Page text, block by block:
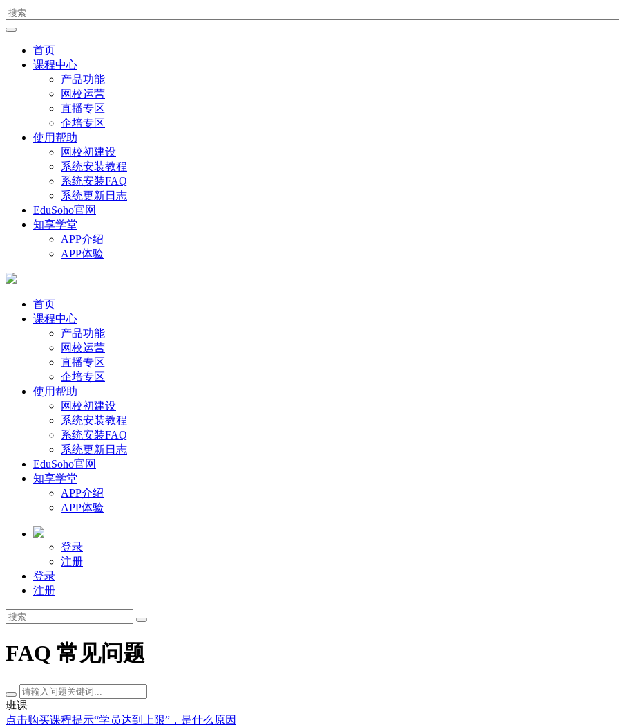
首页
课程中心
产品功能
网校运营
直播专区
企培专区
使用帮助
网校初建设
系统安装教程
系统安装FAQ
系统更新日志
EduSoho官网
知享学堂
APP介绍
APP体验
首页
课程中心
产品功能
网校运营
直播专区
企培专区
使用帮助
网校初建设
系统安装教程
系统安装FAQ
系统更新日志
EduSoho官网
知享学堂
APP介绍
APP体验
登录
注册
登录
注册
FAQ 常见问题
班课
点击购买课程提示“学员达到上限”，是什么原因